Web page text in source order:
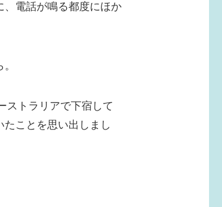
、電話が鳴る都度にほか
ストラリアで下宿して
ことを思い出しまし